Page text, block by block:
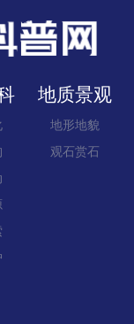
地质景观
地形地貌
观石赏石